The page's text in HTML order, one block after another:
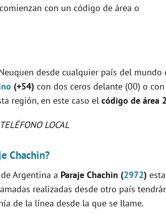
con un código de área o
desde cualquier país del mundo
(+54) con dos ceros delante (00) o
región, en este caso el código de área
LOCAL
Chachin?
Argentina a Paraje Chachin (2972) esta
realizadas desde otro país
de la línea desde la que se llame.